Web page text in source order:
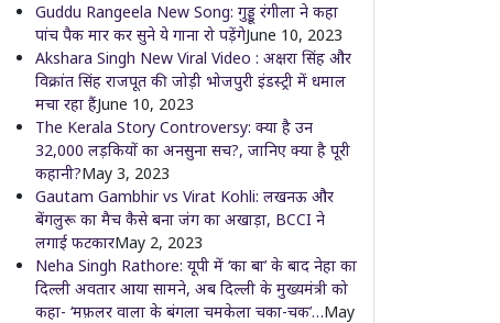
Guddu Rangeela New Song: गुड्डू रंगीला ने कहा
पांच पैक मार कर सुने ये गाना रो पड़ेंगेJune 10, 2023
Akshara Singh New Viral Video : अक्षरा सिंह और
विक्रांत सिंह राजपूत की जोड़ी भोजपुरी इंडस्ट्री में धमाल
मचा रहा हैंJune 10, 2023
The Kerala Story Controversy: क्या है उन
32,000 लड़कियों का अनसुना सच?, जानिए क्या है पूरी
कहानी?May 3, 2023
Gautam Gambhir vs Virat Kohli: लखनऊ और
बेंगलुरू का मैच कैसे बना जंग का अखाड़ा, BCCI ने
लगाई फटकारMay 2, 2023
Neha Singh Rathore: यूपी में ‘का बा’ के बाद नेहा का
दिल्ली अवतार आया सामने, अब दिल्ली के मुख्यमंत्री को
कहा- ‘मफ़लर वाला के बंगला चमकेला चका-चक’…May